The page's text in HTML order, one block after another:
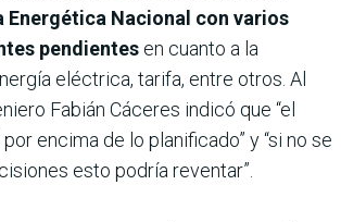
Energética Nacional con varios
pendientes en cuanto a la
eléctrica, tarifa, entre otros. Al
Fabián Cáceres indicó que “el
encima de lo planificado” y “si no se
esto podría reventar”.